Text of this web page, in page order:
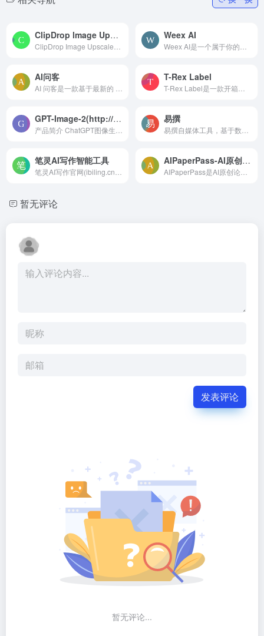
ClipDrop lmage Upscaler Weex AI
AI问客 T-Rex Label
GPT-Image-2(http://chatgpt.com/images)：ChatGPT图像生成器，专业视觉创作 易撰
笔灵AI写作智能工具 AIPaperPass-AI原创论文写作平台
暂无评论
发表评论
暂无评论...